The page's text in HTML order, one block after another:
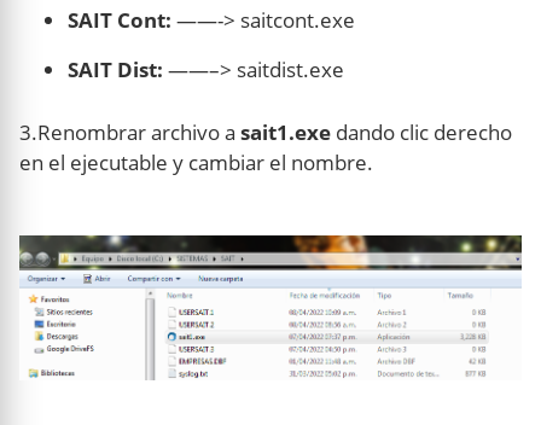
SAIT Cont: ——-> saitcont.exe
SAIT Dist: ——–> saitdist.exe
3.Renombrar archivo a sait1.exe dando clic derecho
en el ejecutable y cambiar el nombre.